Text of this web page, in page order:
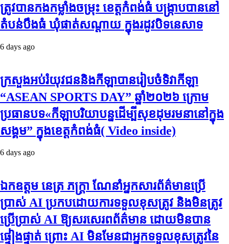
ត្រូវ​បាន​កងកម្លាំង​ចម្រុះ​ ខេត្តកំពង់​ធំ​ បង្ក្រាប​បាន​នៅ​
តំបន់​បឹង​ធំ​ ឃុំ​ផាត់​សណ្តាយ ​ក្នុង​រដូវ​បិទ​នេសាទ
6 days ago
ក្រសួងអប់រំយុវជននិងកីឡាបានរៀបចំទិវាកីឡា
“ASEAN SPORTS DAY” ឆ្នាំ២០២៦ ក្រោម
ប្រធានបទ«កីឡាបរិយាបន្នដើម្បីសុខដុមរមនានៅក្នុង
សង្គម” ក្នុងខេត្តកំពង់ធំ( Video inside)
6 days ago
ឯកឧត្តម នេត្រ ភក្ត្រា ណែនាំអ្នកសារព័ត៌មានប្រើ
ប្រាស់ AI ប្រកបដោយការទទួលខុសត្រូវ និងមិនត្រូវ
ប្រើប្រាស់ AI ឱ្យសរសេរពព័ត៌មាន ដោយមិនបាន
ផ្ទៀងផ្ទាត់ ព្រោះ AI មិនមែនជាអ្នកទទួលខុសត្រូវនៃ